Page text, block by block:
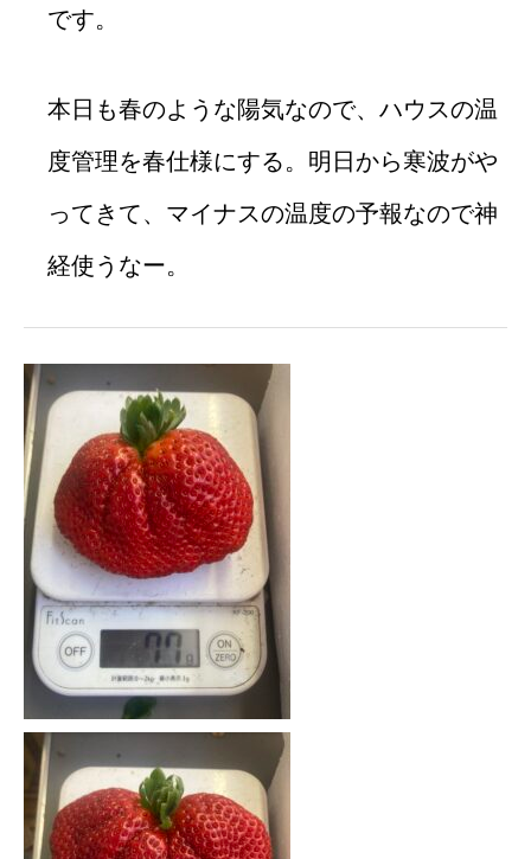
です。
本日も春のような陽気なので、ハウスの温
度管理を春仕様にする。明日から寒波がや
ってきて、マイナスの温度の予報なので神
経使うなー。